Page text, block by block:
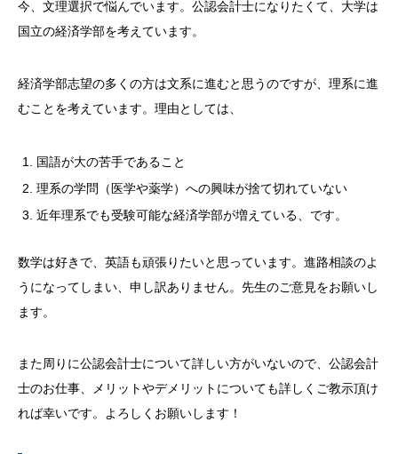
今、文理選択で悩んでいます。公認会計士になりたくて、大学は
国立の経済学部を考えています。
経済学部志望の多くの方は文系に進むと思うのですが、理系に進
むことを考えています。理由としては、
国語が大の苦手であること
理系の学問（医学や薬学）への興味が捨て切れていない
近年理系でも受験可能な経済学部が増えている、です。
数学は好きで、英語も頑張りたいと思っています。進路相談のよ
うになってしまい、申し訳ありません。先生のご意見をお願いし
ます。
また周りに公認会計士について詳しい方がいないので、公認会計
士のお仕事、メリットやデメリットについても詳しくご教示頂け
れば幸いです。よろしくお願いします！